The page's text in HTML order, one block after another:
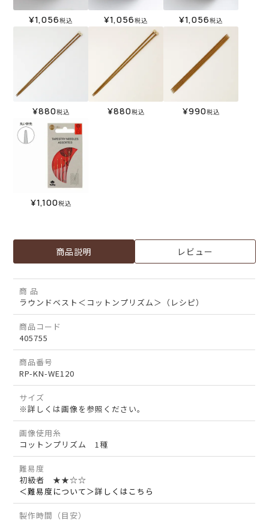
¥1,056税込 ¥1,056税込 ¥1,056税込
¥880税込 ¥880税込 ¥990税込
¥1,100税込
商品説明 レビュー
商 品
ラウンドベスト＜コットンプリズム＞（レシピ）
商品コード
405755
商品番号
RP-KN-WE120
サイズ
※詳しくは画像を参照ください。
画像使用糸
コットンプリズム 1種
難易度
初級者 ★★☆☆
＜難易度について＞詳しくはこちら
製作時間（目安）